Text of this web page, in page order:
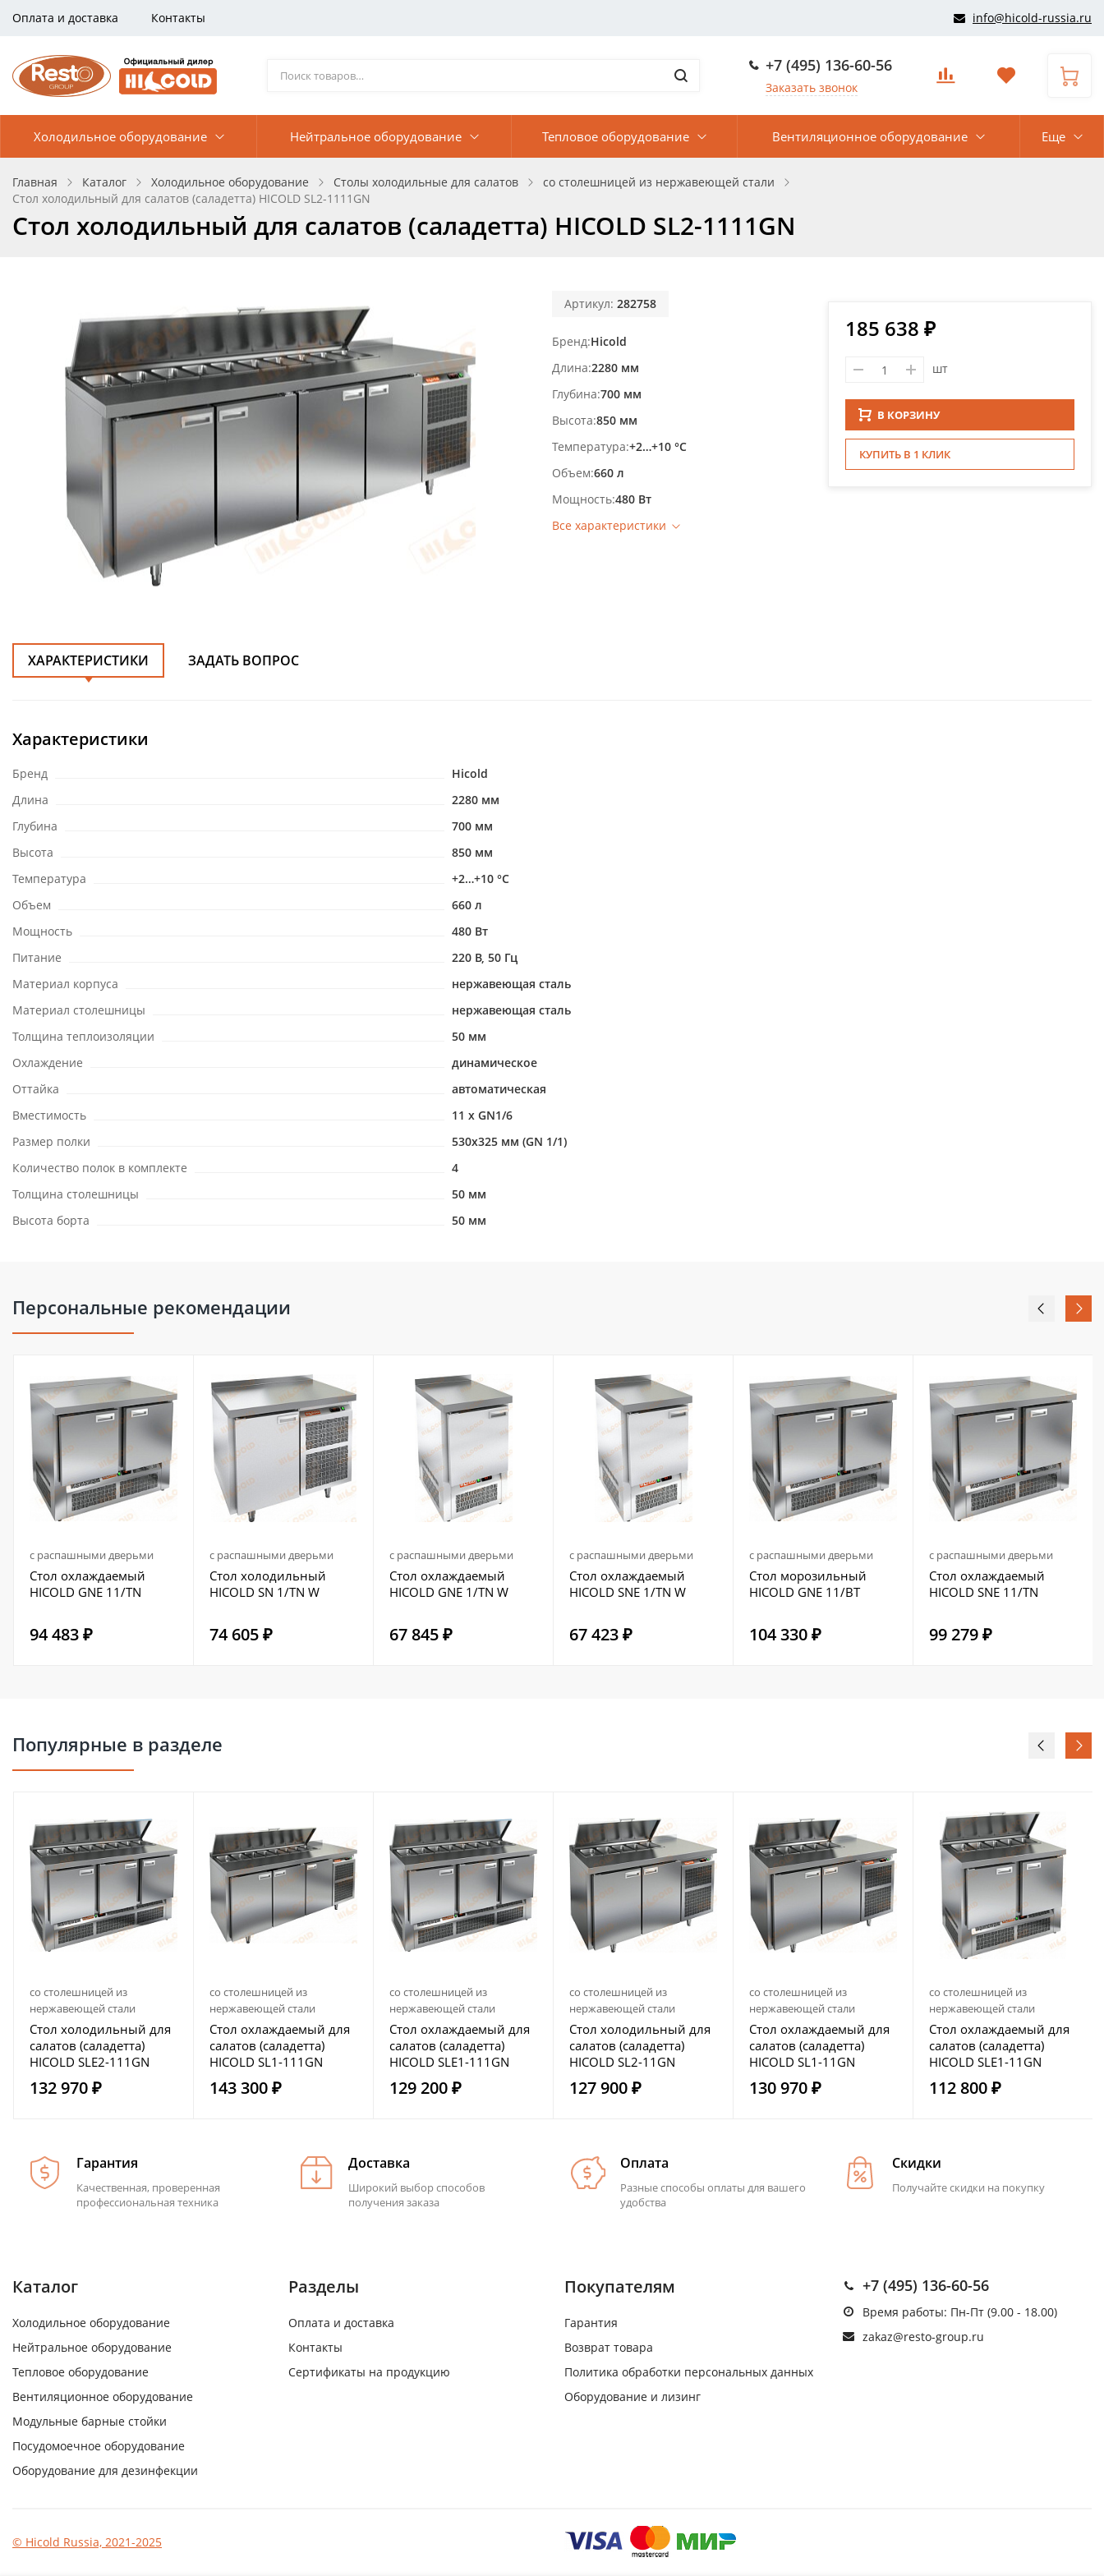
Оплата и доставка Контакты info@hicold-russia.ru
+7 (495) 136-60-56
Заказать звонок
Холодильное оборудование Нейтральное оборудование Тепловое оборудование Вентиляционное оборудование Еще
Главная Каталог Холодильное оборудование Столы холодильные для салатов
со столешницей из нержавеющей стали
Стол холодильный для салатов (саладетта) HICOLD SL2-1111GN
Стол холодильный для салатов (саладетта) HICOLD SL2-1111GN
Артикул: 282758
Бренд Hicold
Длина 2280 мм
Глубина 700 мм
Высота 850 мм
Температура +2…+10 °С
Объем 660 л
Мощность 480 Вт
Все характеристики
185 638 ₽
шт
В КОРЗИНУ
КУПИТЬ В 1 КЛИК
ХАРАКТЕРИСТИКИ ЗАДАТЬ ВОПРОС
Характеристики
Бренд
Hicold
Длина
2280 мм
Глубина
700 мм
Высота
850 мм
Температура
+2…+10 °С
Объем
660 л
Мощность
480 Вт
Питание
220 В, 50 Гц
Материал корпуса
нержавеющая сталь
Материал столешницы
нержавеющая сталь
Толщина теплоизоляции
50 мм
Охлаждение
динамическое
Оттайка
автоматическая
Вместимость
11 x GN1/6
Размер полки
530х325 мм (GN 1/1)
Количество полок в комплекте
4
Толщина столешницы
50 мм
Высота борта
50 мм
Персональные рекомендации
с распашными дверьми
Стол охлаждаемый
HICOLD GNE 11/TN
94 483 ₽
с распашными дверьми
Стол холодильный
HICOLD SN 1/TN W
74 605 ₽
с распашными дверьми
Стол охлаждаемый
HICOLD GNE 1/TN W
67 845 ₽
с распашными дверьми
Стол охлаждаемый
HICOLD SNE 1/TN W
67 423 ₽
с распашными дверьми
Стол морозильный
HICOLD GNE 11/BT
104 330 ₽
с распашными дверьми
Стол охлаждаемый
HICOLD SNE 11/TN
99 279 ₽
Популярные в разделе
со столешницей из
нержавеющей стали
Стол холодильный для
салатов (саладетта)
HICOLD SLE2-111GN
132 970 ₽
со столешницей из
нержавеющей стали
Стол охлаждаемый для
салатов (саладетта)
HICOLD SL1-111GN
143 300 ₽
со столешницей из
нержавеющей стали
Стол охлаждаемый для
салатов (саладетта)
HICOLD SLE1-111GN
129 200 ₽
со столешницей из
нержавеющей стали
Стол холодильный для
салатов (саладетта)
HICOLD SL2-11GN
127 900 ₽
со столешницей из
нержавеющей стали
Стол охлаждаемый для
салатов (саладетта)
HICOLD SL1-11GN
130 970 ₽
со столешницей из
нержавеющей стали
Стол охлаждаемый для
салатов (саладетта)
HICOLD SLE1-11GN
112 800 ₽
Гарантия
Качественная, проверенная
профессиональная техника
Доставка
Широкий выбор способов
получения заказа
Оплата
Разные способы оплаты для вашего
удобства
Скидки
Получайте скидки на покупку
Каталог
Холодильное оборудование
Нейтральное оборудование
Тепловое оборудование
Вентиляционное оборудование
Модульные барные стойки
Посудомоечное оборудование
Оборудование для дезинфекции
Разделы
Оплата и доставка
Контакты
Сертификаты на продукцию
Покупателям
Гарантия
Возврат товара
Политика обработки персональных данных
Оборудование и лизинг
+7 (495) 136-60-56
Время работы: Пн-Пт (9.00 - 18.00)
zakaz@resto-group.ru
© Hicold Russia, 2021-2025